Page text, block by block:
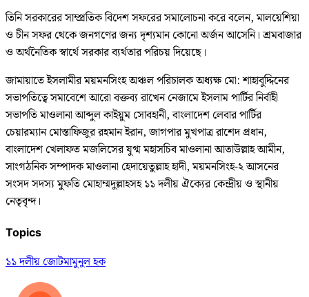
তিনি সরকারের সাম্প্রতিক বিদেশ সফরের সমালোচনা করে বলেন, মালয়েশিয়া
ও চীন সফর থেকে জনগণের জন্য দৃশ্যমান কোনো অর্জন আসেনি। শ্রমবাজার
ও অর্থনৈতিক স্বার্থে সরকার ব্যর্থতার পরিচয় দিয়েছে।
জামায়াতে ইসলামীর ময়মনসিংহ অঞ্চল পরিচালক অধ্যক্ষ মো: শাহাবুদ্দিনের
সভাপতিত্বে সমাবেশে আরো বক্তব্য রাখেন নেজামে ইসলাম পার্টির নির্বাহী
সভাপতি মাওলানা আব্দুল কাইয়ুম সোবহানী, বাংলাদেশ লেবার পার্টির
চেয়ারম্যান মোস্তাফিজুর রহমান ইরান, জাগপার মুখপাত্র রাশেদ প্রধান,
বাংলাদেশ খেলাফত মজলিসের যুগ্ম মহাসচিব মাওলানা আতাউল্লাহ আমীন,
সাংগঠনিক সম্পাদক মাওলানা হেদায়েতুল্লাহ হাদী, ময়মনসিংহ-২ আসনের
সংসদ সদস্য মুফতি মোহাম্মদুল্লাহসহ ১১ দলীয় ঐক্যের কেন্দ্রীয় ও স্থানীয়
নেতৃবৃন্দ।
Topics
১১ দলীয় জোটমামুনুল হক